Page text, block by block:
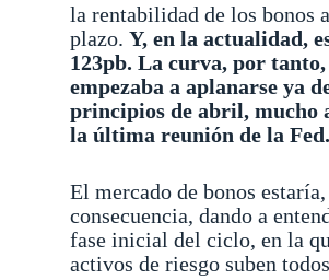
la rentabilidad de los bonos
plazo. Y, en la actualidad,
123pb. La curva, por tanto,
empezaba a aplanarse ya
principios de abril, mucho
la última reunión de la Fed.
El mercado de bonos estaría,
consecuencia, dando a
fase inicial del ciclo, en la
activos de riesgo suben